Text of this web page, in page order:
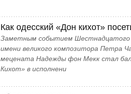
Как одесский «Дон кихот»
Заметным событием Шест­надцатого
имени великого композитора Петра
мецената Надежды фон Мекк стал
Кихот» в исполнени